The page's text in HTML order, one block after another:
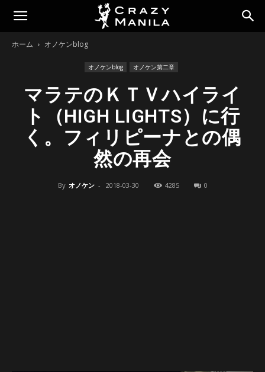
ホーム オノケンblog
オノケンblog オノケン第二章
マラテのＫＴＶハイライ
ト（HIGH LIGHTS）に行
く。フィリピーナとの偶
然の再会
By オノケン - 2018-03-30 4285 0